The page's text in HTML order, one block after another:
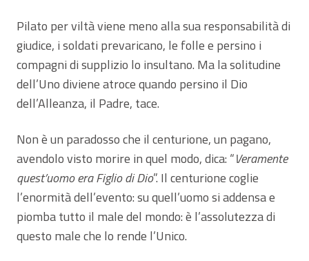
Pilato per viltà viene meno alla sua responsabilità di
giudice, i soldati prevaricano, le folle e persino i
compagni di supplizio lo insultano. Ma la solitudine
dell’Uno diviene atroce quando persino il Dio
dell’Alleanza, il Padre, tace.
Non è un paradosso che il centurione, un pagano,
avendolo visto morire in quel modo, dica: “Veramente
quest’uomo era Figlio di Dio”. Il centurione coglie
l’enormità dell’evento: su quell’uomo si addensa e
piomba tutto il male del mondo: è l’assolutezza di
questo male che lo rende l’Unico.